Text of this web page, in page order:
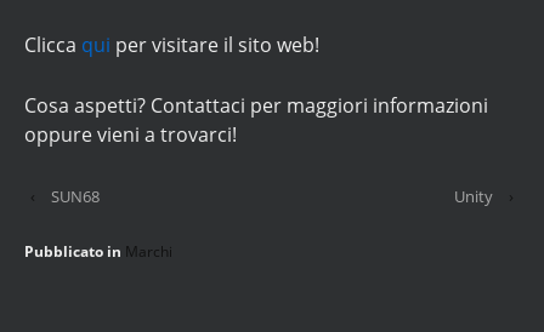
Clicca qui per visitare il sito web!
Cosa aspetti? Contattaci per maggiori informazioni
oppure vieni a trovarci!
‹ SUN68 Unity ›
Pubblicato in Marchi